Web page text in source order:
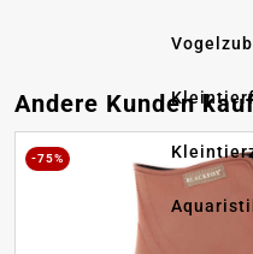
Produktgalerie
Andere Kunden
-75%